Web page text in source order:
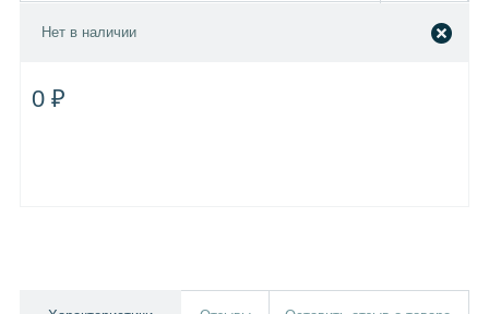
Нет в наличии
0 ₽